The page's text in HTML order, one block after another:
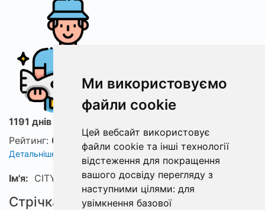
Ми використовуємо
файли cookie
Цей вебсайт використовує
файли cookie та інші технології
відстеження для покращення
вашого досвіду перегляду з
наступними цілями: для
увімкнення базової
1191 днів з ФішХаб
Рейтинг: 0
Детальніше про рейтинг
Ім'я: CITY-FEEDER
Стрічка